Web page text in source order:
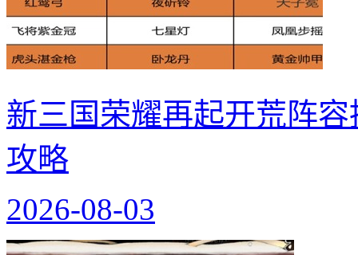
新三国荣耀再起开荒阵
攻略
2026-08-03